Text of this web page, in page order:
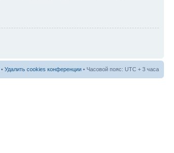
• Удалить cookies конференции • Часовой пояс: UTC + 3 часа